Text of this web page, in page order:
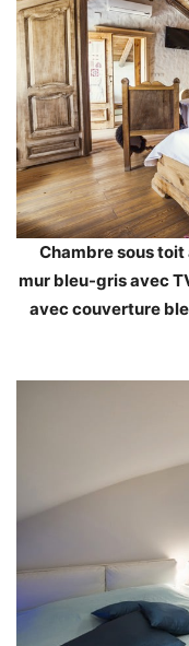
Chambre sous
mur bleu-gris avec
avec couverture